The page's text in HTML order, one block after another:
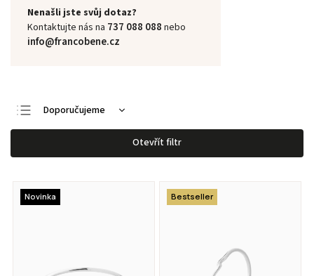
Nenašli jste svůj dotaz?
Kontaktujte nás na 737 088 088 nebo
info@francobene.cz
Doporučujeme
Nejlevnější
Nejdražší
Nejprodávanější
Abecedně
Otevřít filtr
Novinka Bestseller